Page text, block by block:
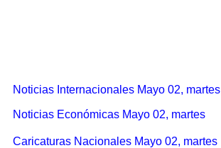
Noticias Internacionales Mayo 02, martes
Noticias Económicas Mayo 02, martes
Caricaturas Nacionales Mayo 02, martes